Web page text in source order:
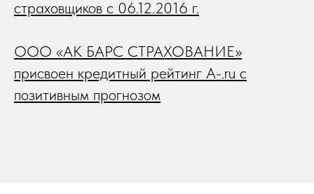
страховщиков с 06.12.2016 г.
ООО «АК БАРС СТРАХОВАНИЕ»
присвоен кредитный рейтинг A-.ru с
позитивным прогнозом